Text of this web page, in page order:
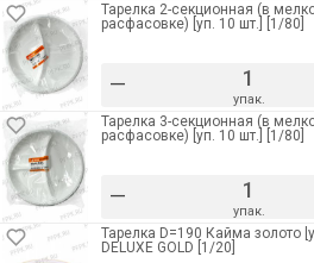
Тарелка 2-секционная (в
расфасовке) [уп. 10 шт.] [1/80]
– упак.
Тарелка 3-секционная (в
расфасовке) [уп. 10 шт.] [1/80]
– упак.
Тарелка D=190 Кайма золото
DELUXE GOLD [1/20]